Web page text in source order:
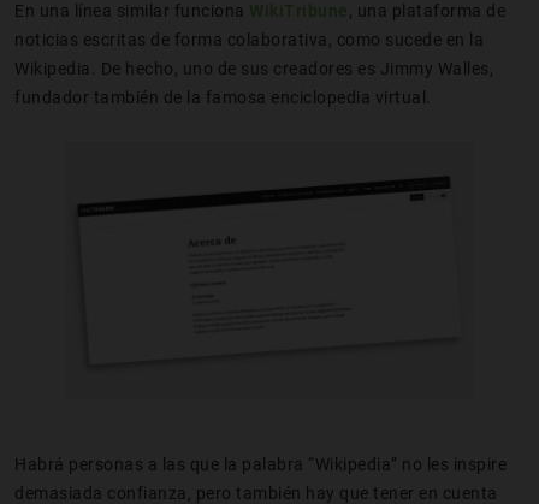
En una línea similar funciona WikiTribune, una plataforma de
noticias escritas de forma colaborativa, como sucede en la
Wikipedia. De hecho, uno de sus creadores es Jimmy Walles,
fundador también de la famosa enciclopedia virtual.
Habrá personas a las que la palabra “Wikipedia” no les inspire
demasiada confianza, pero también hay que tener en cuenta